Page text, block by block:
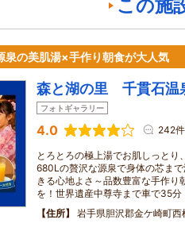
この施
の美肌湯×手作り朝食が大人気
森と湖の里 千貫石
フォトギャラリー
4.0 242件
とろとろの極上湯でお肌しっとり
680Lの贅沢な源泉で身体の芯ま
きる心地よさ～品数豊富な手作り
を！世界遺産中尊寺まで車で35分
住所
岩手県胆沢郡金ケ崎町